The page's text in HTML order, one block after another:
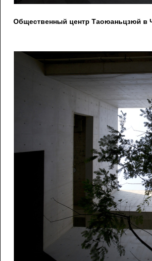
Общественный центр Таоюаньцзюй в